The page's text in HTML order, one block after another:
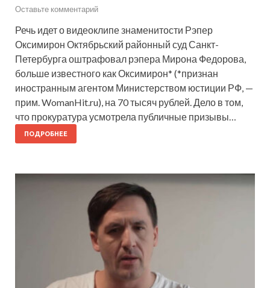
Оставьте комментарий
Речь идет о видеоклипе знаменитости Рэпер
Оксимирон Октябрьский районный суд Санкт-
Петербурга оштрафовал рэпера Мирона Федорова,
больше известного как Оксимирон* (*признан
иностранным агентом Министерством юстиции РФ, —
прим. WomanHit.ru), на 70 тысяч рублей. Дело в том,
что прокуратура усмотрела публичные призывы…
ПОДРОБНЕЕ